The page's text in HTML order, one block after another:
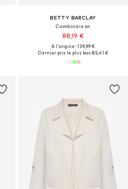
BETTY BARCLAY
Combinaison
88,19 €
À l'origine : 139,99 €
Dernier prix le plus bas :85,41 €